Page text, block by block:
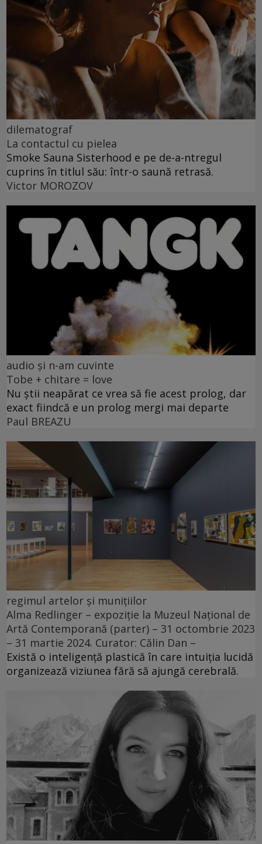
dilematograf
La contactul cu pielea
Smoke Sauna Sisterhood e pe de-a-ntregul
cuprins în titlul său: într-o saună retrasă.
Victor MOROZOV
audio și n-am cuvinte
Tobe + chitare = love
Nu știi neapărat ce vrea să fie acest prolog, dar
exact fiindcă e un prolog mergi mai departe
Paul BREAZU
regimul artelor și munițiilor
Alma Redlinger – expoziție la Muzeul Național de
Artă Contemporană (parter) – 31 octombrie 2023
– 31 martie 2024. Curator: Călin Dan –
Există o inteligență plastică în care intuiția lucidă
organizează viziunea fără să ajungă cerebrală.